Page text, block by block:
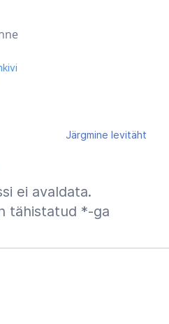
Järgmine levitäht
ei avaldata.
tähistatud *-ga